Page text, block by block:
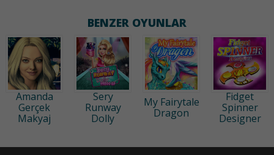
BENZER OYUNLAR
Amanda
Gerçek
Makyaj
Sery
Runway
Dolly
My Fairytale
Dragon
Fidget
Spinner
Designer